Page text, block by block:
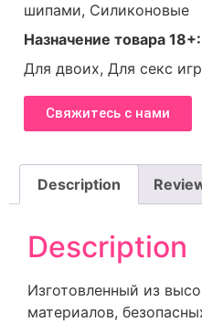
шипами, Силиконовые
Назначение товара 18+:
Для двоих, Для секс
Свяжитесь с нами
Description
Description
Изготовленный из
материалов,